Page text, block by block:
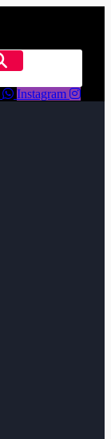
Instagram